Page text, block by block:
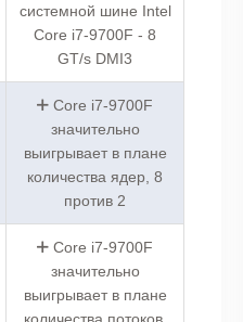
системной шине Intel
Core i7-9700F - 8
GT/s DMI3
Core i7-9700F
значительно
выигрывает в плане
количества ядер, 8
против 2
Core i7-9700F
значительно
выигрывает в плане
количества потоков,